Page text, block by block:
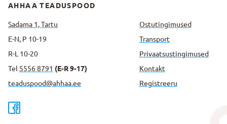
AHHAA TEADUSPOOD
Sadama 1, Tartu
E-N, P 10-19
R-L 10-20
Tel 5556 8791 (E-R 9-17)
teaduspood@ahhaa.ee
Ostutingimused
Transport
Privaatsus­tingimused
Kontakt
Registreeru